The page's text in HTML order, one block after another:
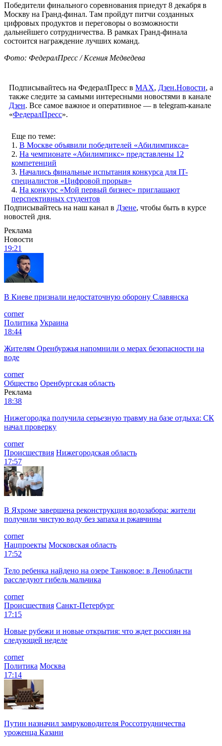
Победители финального соревнования приедут 8 декабря в
Москву на Гранд-финал. Там пройдут питчи созданных
цифровых продуктов и переговоры о возможности
дальнейшего сотрудничества. В рамках Гранд-финала
состоится награждение лучших команд.
Фото: ФедералПресс / Ксения Медведева
Подписывайтесь на ФедералПресс в МАХ, Дзен.Новости, а
также следите за самыми интересными новостями в канале
Дзен. Все самое важное и оперативное — в telegram-канале
«ФедералПресс».
Еще по теме:
1. В Москве объявили победителей «Абилимпикса»
2. На чемпионате «Абилимпикс» представлены 12
компетенций
3. Начались финальные испытания конкурса для IT-
специалистов «Цифровой прорыв»
4. На конкурс «Мой первый бизнес» приглашают
перспективных студентов
Подписывайтесь на наш канал в Дзене, чтобы быть в курсе
новостей дня.
Реклама
Новости
19:21
В Киеве признали недостаточную оборону Славянска
corner
Политика Украина
18:44
Жителям Оренбуржья напомнили о мерах безопасности на
воде
corner
Общество Оренбургская область
Реклама
18:38
Нижегородка получила серьезную травму на базе отдыха: СК
начал проверку
corner
Происшествия Нижегородская область
17:57
В Яхроме завершена реконструкция водозабора: жители
получили чистую воду без запаха и ржавчины
corner
Нацпроекты Московская область
17:52
Тело ребенка найдено на озере Танковое: в Ленобласти
расследуют гибель мальчика
corner
Происшествия Санкт-Петербург
17:15
Новые рубежи и новые открытия: что ждет россиян на
следующей неделе
corner
Политика Москва
17:14
Путин назначил замруководителя Россотрудничества
уроженца Казани